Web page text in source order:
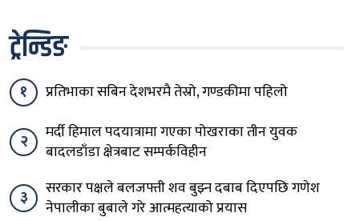
ट्रेन्डिङ
१ प्रतिभाका सबिन देशभरमै तेस्रो, गण्डकीमा पहिलो
२
मर्दी हिमाल पदयात्रामा गएका पोखराका तीन युवक
बादलडाँडा क्षेत्रबाट सम्पर्कविहीन
३
सरकार पक्षले बलजफ्ती शव बुझ्न दबाब दिएपछि गणेश
नेपालीका बुबाले गरे आत्महत्याको प्रयास